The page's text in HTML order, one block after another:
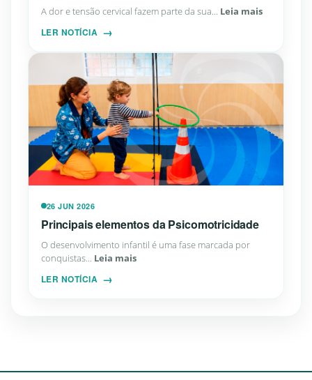
A dor e tensão cervical fazem parte da sua... Leia mais
LER NOTÍCIA
26 JUN 2026
Principais elementos da Psicomotricidade
O desenvolvimento infantil é uma fase marcada por
conquistas... Leia mais
LER NOTÍCIA